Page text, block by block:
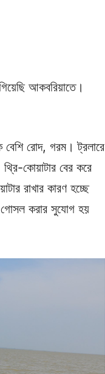
আকবরিয়াতে।
বেশি রোদ, গরম। ট্রলারে
কোয়াটার বের করে
রাখার কারণ হচ্ছে
করার সুযোগ হয়